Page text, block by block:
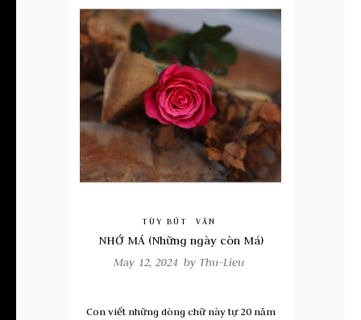
TÙY BÚT VĂN
NHỚ MÁ (Những ngày còn Má)
May 12, 2024 by Thu-Lieu
Con viết những dòng chữ này tự 20 năm